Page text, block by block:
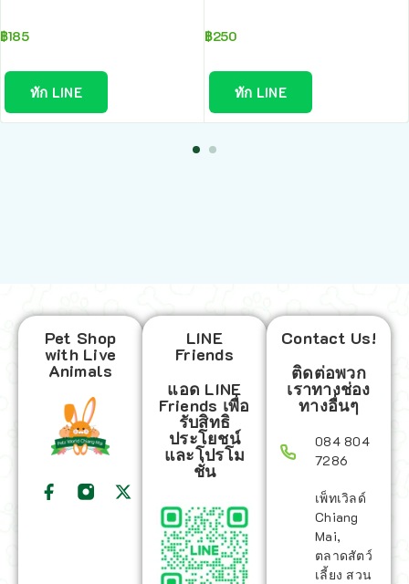
฿185
ทัก LINE
฿250
ทัก LINE
Pet Shop
with Live
Animals
LINE
Friends
แอด LINE
Friends เพื่อ
รับสิทธิ
ประโยชน์
และโปรโม
ชั่น
Contact Us!
ติดต่อพวก
เราทางช่อง
ทางอื่นๆ
084 804
7286
เพ็ทเวิลด์
Chiang
Mai,
ตลาดสัตว์
เลี้ยง สวน